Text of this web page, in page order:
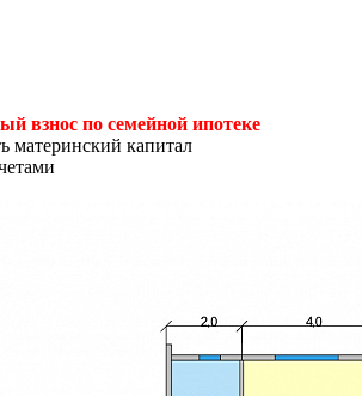
взнос по семейной ипотеке
материнский капитал